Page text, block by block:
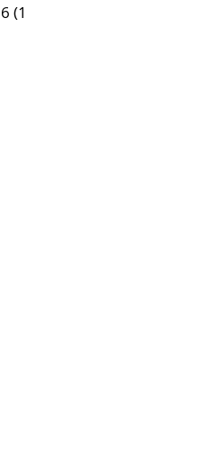
(1